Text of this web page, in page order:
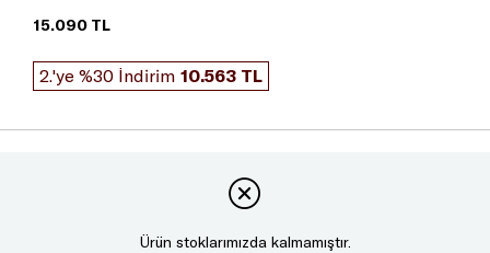
15.090 TL
2.'ye %30 İndirim 10.563 TL
Ürün stoklarımızda kalmamıştır.